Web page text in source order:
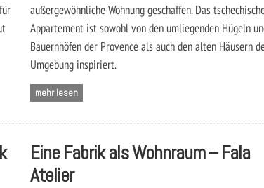
außergewöhnliche Wohnung geschaffen. Das
Appartement ist sowohl von den umliegenden Hügeln
Bauernhöfen der Provence als auch den alten Häusern
Umgebung inspiriert.
mehr lesen
Eine Fabrik als Wohnraum – Fala
Atelier